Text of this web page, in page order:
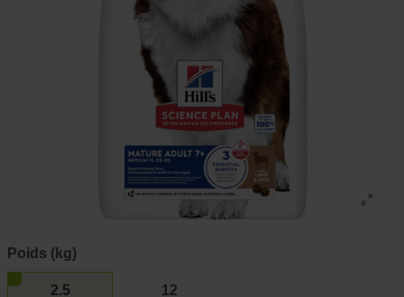
Poids (kg)
2.5 12